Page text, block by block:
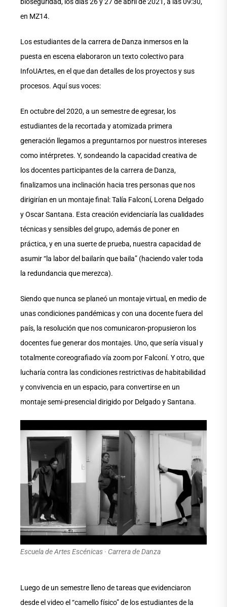
en MZ14.
Los estudiantes de la carrera de Danza inmersos en la
puesta en escena elaboraron un texto colectivo para
InfoUArtes, en el que dan detalles de los proyectos y sus
procesos. Aquí sus voces:
En octubre del 2020, a un semestre de egresar, los
estudiantes de la recortada y atomizada primera
generación llegamos a preguntarnos por nuestros intereses
como intérpretes. Y, sondeando la capacidad creativa de
los docentes participantes de la carrera de Danza,
finalizamos una inclinación hacia tres personas que nos
dirigirían en un montaje final: Talía Falconí, Lorena Delgado
y Oscar Santana. Esta creación evidenciaría las cualidades
técnicas y sensibles del grupo, además de poner en
práctica, y en una suerte de prueba, nuestra capacidad de
asumir “la labor del bailarín que baila” (haciendo valer toda
la redundancia que merezca).
Siendo que nunca se planeó un montaje virtual, en medio de
unas condiciones pandémicas y con una docente fuera del
país, la resolución que nos comunicaron-propusieron los
docentes fue generar dos montajes. Uno, que sería visual y
totalmente coreografiado vía zoom por Falconí. Y otro, que
lucharía contra las condiciones restrictivas de habitabilidad
y convivencia en un espacio, para convertirse en un
montaje semi-presencial dirigido por Delgado y Santana.
Escuela de Artes Escénicas · Carrera de Danza
Luego de un semestre lleno de tareas que evidenciaron
desde el video el “camello físico” de los estudiantes de la